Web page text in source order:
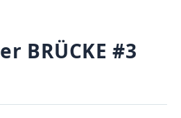
BRÜCKE #3